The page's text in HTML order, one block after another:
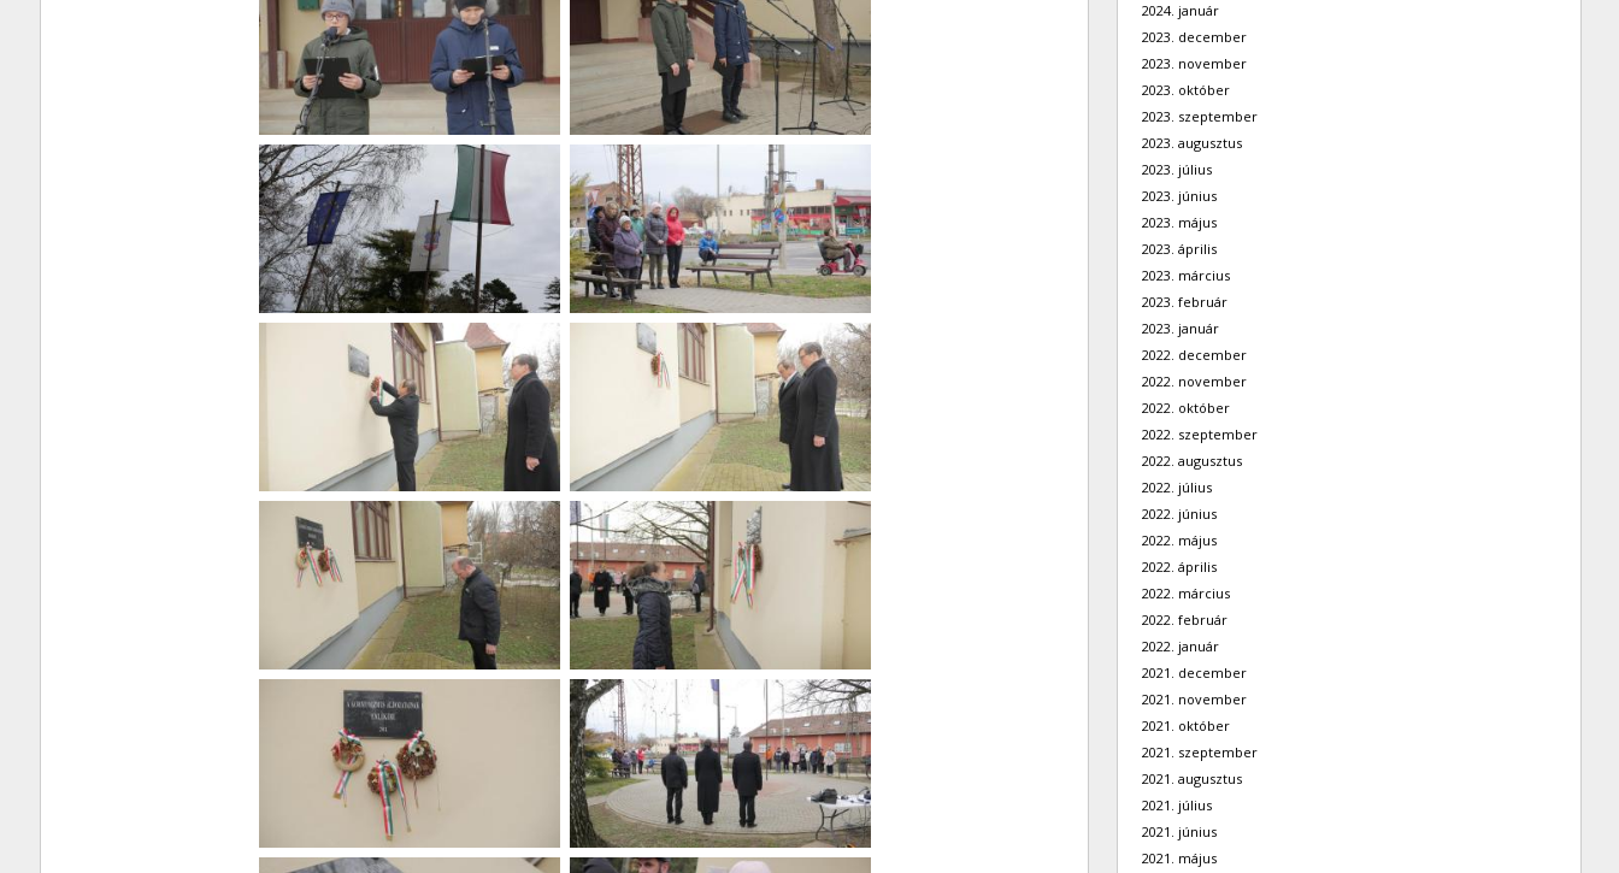
2024. január
2023. december
2023. november
2023. október
2023. szeptember
2023. augusztus
2023. július
2023. június
2023. május
2023. április
2023. március
2023. február
2023. január
2022. december
2022. november
2022. október
2022. szeptember
2022. augusztus
2022. július
2022. június
2022. május
2022. április
2022. március
2022. február
2022. január
2021. december
2021. november
2021. október
2021. szeptember
2021. augusztus
2021. július
2021. június
2021. május